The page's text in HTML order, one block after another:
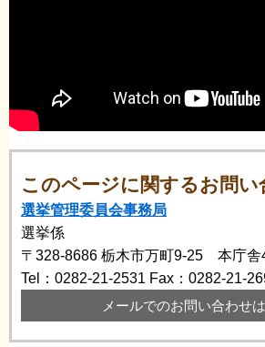
このページに関するお問い
選挙管理委員会事務局
選挙係
〒328-8686 栃木市万町9-25 本庁舎
Tel：0282-21-2531 Fax：0282-21-
メールでのお問い合わせ